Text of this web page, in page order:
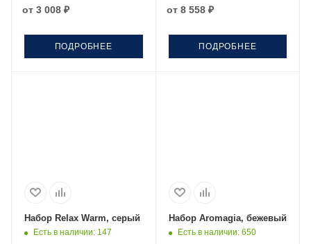
от 3 008 ₽
ПОДРОБНЕЕ
от 8 558 ₽
ПОДРОБНЕЕ
Набор Relax Warm, серый
Есть в наличии: 147
Набор Aromagia, бежевый
Есть в наличии: 650